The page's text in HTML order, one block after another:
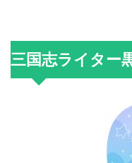
三国志ライター